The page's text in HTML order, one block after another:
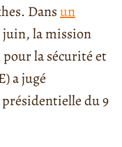
Dansun
juin, la mission
la sécurité et
a jugé
du 9